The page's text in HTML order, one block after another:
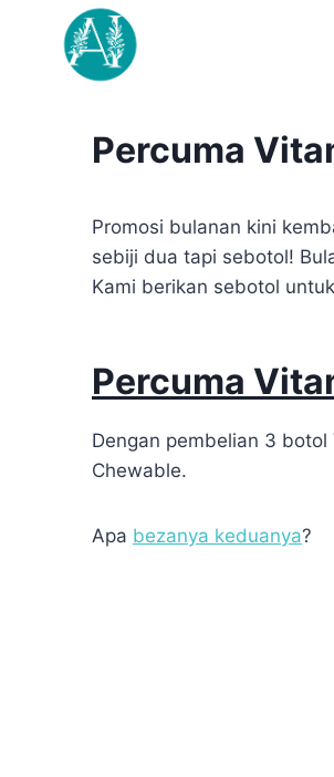
Percuma
Promosi bulanan kini
sebiji dua tapi sebotol!
Kami berikan sebotol
Percuma
Dengan pembelian 3
Chewable.
Apa bezanya keduanya?